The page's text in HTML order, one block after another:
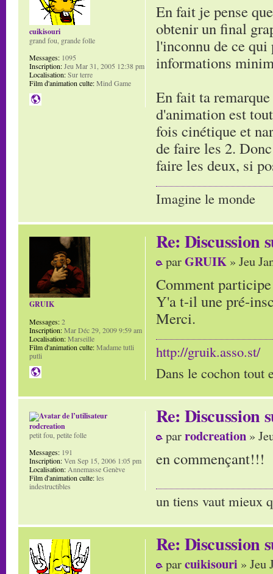
En fait je pense
obtenir un final
l'inconnu de ce qui
informations
En fait ta
d'animation est
fois cinétique et
de faire les 2.
faire les deux, si
Imagine le monde
cuikisouri
grand fou, grande folle
Messages: 1095
Inscription:Jeu Mar 31, 2005 12:38 pm
Localisation:Sur terre
Film d'animation culte:Mind Game
Re: Discussion
parGRUIK » Jeu
Comment
Y'a t-il une pré-
Merci.
http://gruik.asso.st/
Dans le cochon tout
GRUIK
Messages:2
Inscription:Mar Déc 29, 2009 9:59 am
Localisation:Marseille
Film d'animation culte:Madame tutli
putli
Re: Discussion
parrodcreation »
en commençant!!!
un tiens vaut mieux
rodcreation
petit fou, petite folle
Messages: 191
Inscription:Ven Sep 15, 2006 1:05 pm
Localisation:Annemasse Genève
Film d'animation culte:les
indestructibles
Re: Discussion
parcuikisouri » Jeu